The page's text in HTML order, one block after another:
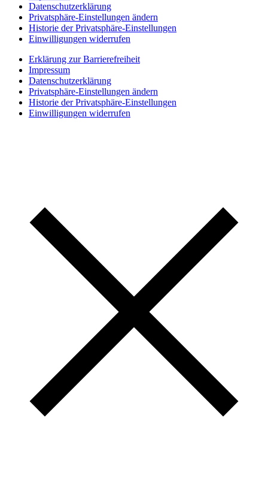
Datenschutzerklärung
Privatsphäre-Einstellungen ändern
Historie der Privatsphäre-Einstellungen
Einwilligungen widerrufen
Erklärung zur Barrierefreiheit
Impressum
Datenschutzerklärung
Privatsphäre-Einstellungen ändern
Historie der Privatsphäre-Einstellungen
Einwilligungen widerrufen